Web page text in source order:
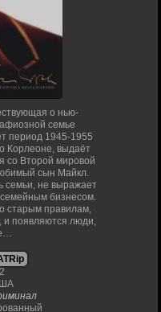
о нью-
семье
период 1945-1955
Корлеоне, выдаёт
со Второй мировой
сын Майкл.
семьи, не выражает
бизнесом.
старым правилам,
и появляются люди,